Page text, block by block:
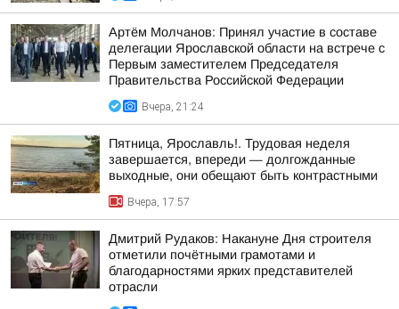
Артём Молчанов: Принял участие в составе
делегации Ярославской области на встрече с
Первым заместителем Председателя
Правительства Российской Федерации
Вчера, 21:24
Пятница, Ярославль!. Трудовая неделя
завершается, впереди — долгожданные
выходные, они обещают быть контрастными
Вчера, 17:57
Дмитрий Рудаков: Накануне Дня строителя
отметили почётными грамотами и
благодарностями ярких представителей
отрасли